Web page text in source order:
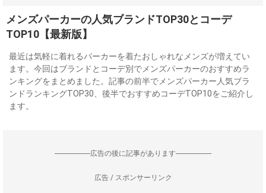
メンズパーカーの人気ブランドTOP30とコーデ
TOP10【最新版】
最近は気軽に着れるパーカーを着たおしゃれなメンズが増えてい
ます。今回はブランドとコーデ別でメンズパーカーのおすすめラ
ンキングをまとめました。記事の前半でメンズパーカー人気ブラ
ンドランキングTOP30、後半でおすすめコーデTOP10をご紹介し
ます。
--------------------広告の後に記事があります--------------------
広告 / スポンサーリンク